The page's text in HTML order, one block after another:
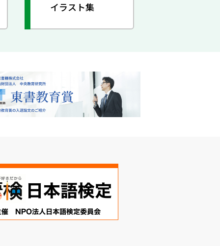
イラスト集